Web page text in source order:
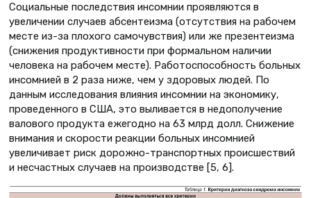
Социальные последствия инсомнии проявляются в
увеличении случаев абсентеизма (отсутствия на рабочем
месте из-за плохого самочувствия) или же презентеизма
(снижения продуктивности при формальном наличии
человека на рабочем месте). Работоспособность больных
инсомнией в 2 раза ниже, чем у здоровых людей. По
данным исследования влияния инсомнии на экономику,
проведенного в США, это выливается в недополучение
валового продукта ежегодно на 63 млрд долл. Снижение
внимания и скорости реакции больных инсомнией
увеличивает риск дорожно-транспортных происшествий
и несчастных случаев на производстве [5, 6].